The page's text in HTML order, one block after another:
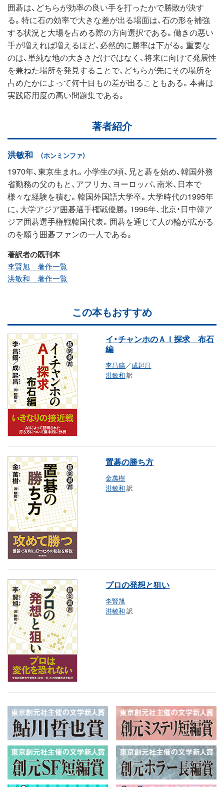
囲碁は、どちらが効率の良い手を打ったかで勝敗が決す
る。特に石の効率で大きな差が出る場面は、石の形を補強
する状況と大場を占める際の方向選択である。働きの悪い
手が増えれば増えるほど、必然的に勝率は下がる。重要な
のは、単純な地の大きさだけではなく、将来に向けて発展性
を兼ねた場所を発見することで、どちらが先にその場所を
占めたかによって何十目もの差が出ることもある。本書は
実践応用度の高い問題集である。
著者紹介
洪敏和 （ホンミンファ）
1970年、東京生まれ。小学生の頃、兄と碁を始め、韓国外務
省勤務の父のもと、アフリカ、ヨーロッパ、南米、日本で
様々な経験を積む。韓国外国語大学卒。大学時代の1995年
に、大学アジア囲碁選手権戦優勝。1996年、北京・日中韓ア
ジア囲碁選手権戦韓国代表。囲碁を通じて人の輪が広がる
のを願う囲碁ファンの一人である。
著訳者の既刊本
李賢旭 著作一覧
洪敏和 著作一覧
この本もおすすめ
イ・チャンホのＡＩ探求 布石
編
李昌鎬／成起昌
洪敏和 訳
置碁の勝ち方
金萬樹
洪敏和 訳
プロの発想と狙い
李賢旭
洪敏和 訳